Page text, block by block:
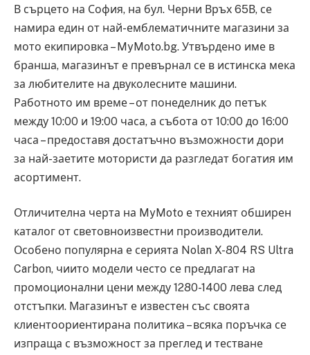
В сърцето на София, на бул. Черни Връх 65В, се
намира един от най-емблематичните магазини за
мото екипировка – MyMoto.bg. Утвърдено име в
бранша, магазинът е превърнал се в истинска мека
за любителите на двуколесните машини.
Работното им време – от понеделник до петък
между 10:00 и 19:00 часа, а събота от 10:00 до 16:00
часа – предоставя достатъчно възможности дори
за най-заетите мотористи да разгледат богатия им
асортимент.
Отличителна черта на MyMoto е техният обширен
каталог от световноизвестни производители.
Особено популярна е серията Nolan X-804 RS Ultra
Carbon, чиито модели често се предлагат на
промоционални цени между 1280-1400 лева след
отстъпки. Магазинът е известен със своята
клиентоориентирана политика – всяка поръчка се
изпраща с възможност за преглед и тестване